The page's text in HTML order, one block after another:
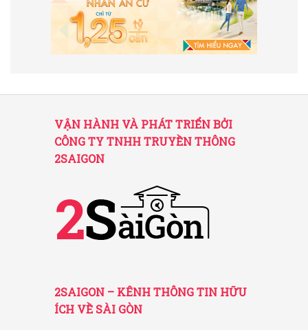
VẬN HÀNH VÀ PHÁT TRIỂN BỞI
CÔNG TY TNHH TRUYỀN THÔNG
2SAIGON
2SAIGON – KÊNH THÔNG TIN HỮU
ÍCH VỀ SÀI GÒN